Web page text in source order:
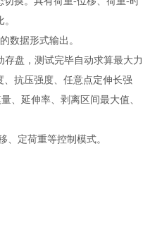
数据形式输出。
存盘，测试完毕自动求算最大力
抗压强度、任意点定伸长强
、延伸率、剥离区间最大值、
、定荷重等控制模式。